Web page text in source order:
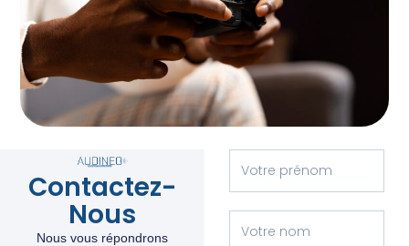
Contactez-
Nous
Nous vous répondrons